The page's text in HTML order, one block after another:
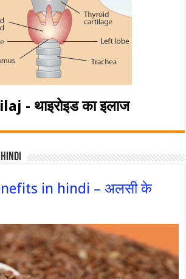
- थाइरोइड का इलाज
in hindi – अलसी के